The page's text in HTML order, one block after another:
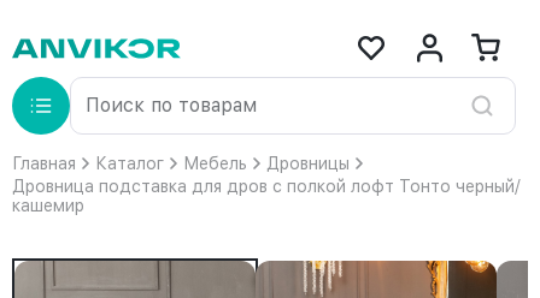
Главная Каталог Мебель
Дровницы
Дровница подставка для дров с полкой лофт Тонто черный/
кашемир